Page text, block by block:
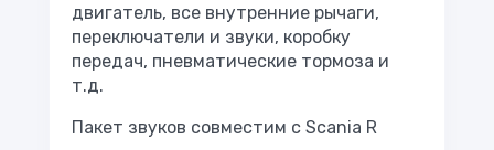
двигатель, все внутренние рычаги,
переключатели и звуки, коробку
передач, пневматические тормоза и
т.д.
Пакет звуков совместим с Scania R